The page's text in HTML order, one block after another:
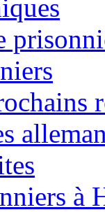
à